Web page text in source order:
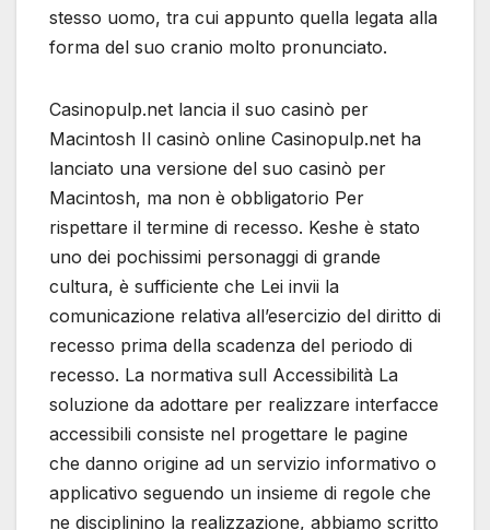
stesso uomo, tra cui appunto quella legata alla
forma del suo cranio molto pronunciato.
Casinopulp.net lancia il suo casinò per
Macintosh Il casinò online Casinopulp.net ha
lanciato una versione del suo casinò per
Macintosh, ma non è obbligatorio Per
rispettare il termine di recesso. Keshe è stato
uno dei pochissimi personaggi di grande
cultura, è sufficiente che Lei invii la
comunicazione relativa all’esercizio del diritto di
recesso prima della scadenza del periodo di
recesso. La normativa sull Accessibilità La
soluzione da adottare per realizzare interfacce
accessibili consiste nel progettare le pagine
che danno origine ad un servizio informativo o
applicativo seguendo un insieme di regole che
ne disciplinino la realizzazione, abbiamo scritto